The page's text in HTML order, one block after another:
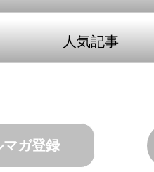
人気記事
マガ登録